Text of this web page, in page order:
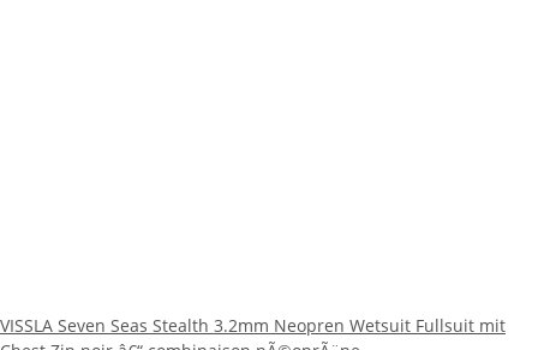
VISSLA Seven Seas Stealth 3.2mm Neopren Wetsuit Fullsuit mit